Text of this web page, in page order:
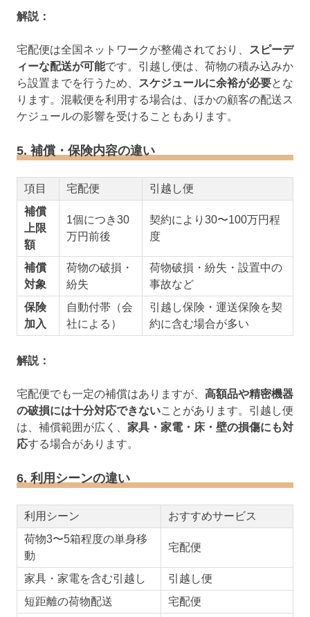
解説：
宅配便は全国ネットワークが整備されており、
スピーデ
ィーな配送が可能です。引越し便は、荷物の積み込みか
ら設置までを行うため、
スケジュールに余裕が必要とな
ります。混載便を利用する場合は、ほかの顧客の配送ス
ケジュールの影響を受けることもあります。
5. 補償・保険内容の違い
項目 宅配便
引越し便
補償
上限
額
1個につき30
万円前後
契約により30〜100万円程
度
補償
対象
荷物の破損・
紛失
荷物破損・紛失・設置中の
事故など
保険
加入
自動付帯（会
社による）
引越し保険・運送保険を契
約に含む場合が多い
解説：
宅配便でも一定の補償はありますが、 高額品や精密機器
の破損には十分対応できないことがあります。引越し便
は、補償範囲が広く、 家具・家電・床・壁の損傷にも対
応する場合があります。
6. 利用シーンの違い
利用シーン
おすすめサービス
荷物3〜5箱程度の単身移
動
宅配便
家具・家電を含む引越し
引越し便
短距離の荷物配送
宅配便